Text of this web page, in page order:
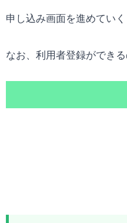
申し込み画面を進めていく
なお、利用者登録ができ